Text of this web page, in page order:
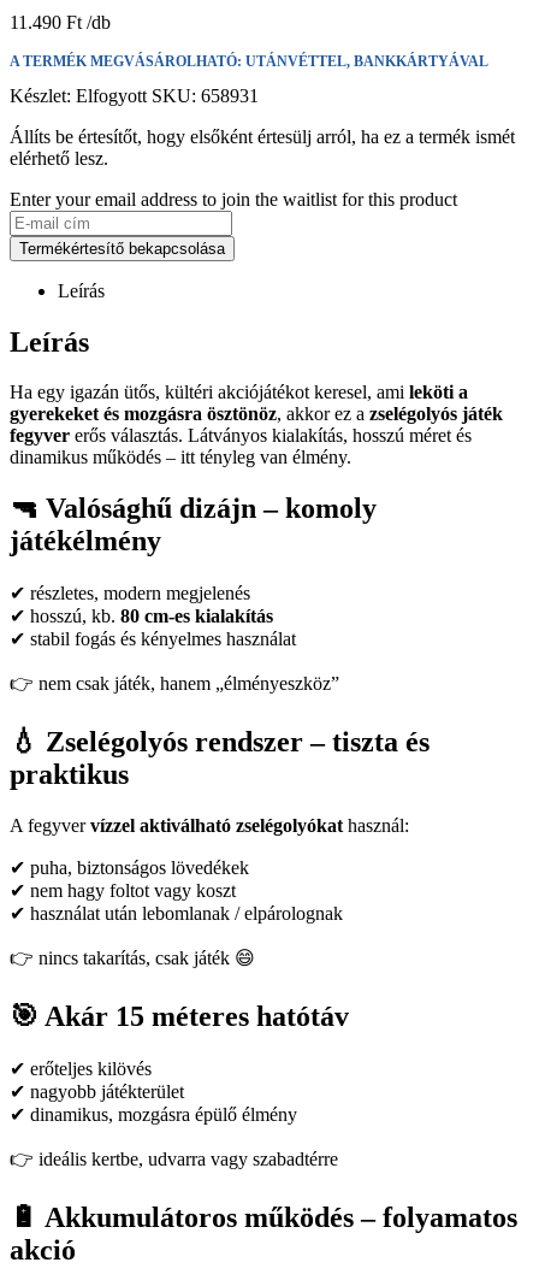
11.490 Ft
A TERMÉK MEGVÁSÁROLHATÓ: UTÁNVÉTTEL, BANKKÁRTYÁVAL
Készlet: Elfogyott SKU: 658931
Állíts be értesítőt, hogy elsőként értesülj arról, ha ez a termék ismét
elérhető lesz.
Enter your email address to join the waitlist for this product
Termékértesítő bekapcsolása
Leírás
Leírás
Ha egy igazán ütős, kültéri akciójátékot keresel, ami leköti a
gyerekeket és mozgásra ösztönöz, akkor ez a zselégolyós játék
fegyver erős választás. Látványos kialakítás, hosszú méret és
dinamikus működés – itt tényleg van élmény.
🔫 Valósághű dizájn – komoly
játékélmény
✔ részletes, modern megjelenés
✔ hosszú, kb. 80 cm-es kialakítás
✔ stabil fogás és kényelmes használat
👉 nem csak játék, hanem „élményeszköz”
💧 Zselégolyós rendszer – tiszta és
praktikus
A fegyvervízzel aktiválható zselégolyókat használ:
✔ puha, biztonságos lövedékek
✔ nem hagy foltot vagy koszt
✔ használat után lebomlanak / elpárolognak
👉 nincs takarítás, csak játék 😄
🎯 Akár 15 méteres hatótáv
✔ erőteljes kilövés
✔ nagyobb játékterület
✔ dinamikus, mozgásra épülő élmény
👉 ideális kertbe, udvarra vagy szabadtérre
🔋 Akkumulátoros működés – folyamatos
akció